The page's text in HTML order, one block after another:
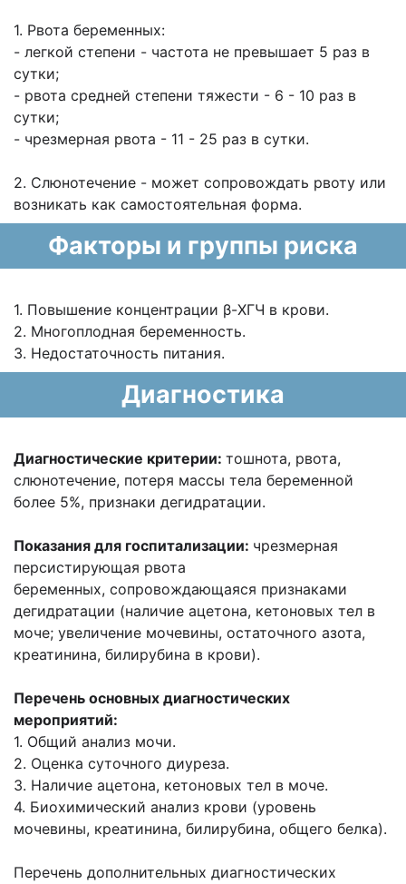
1. Рвота беременных:
- легкой степени - частота не превышает 5 раз в
сутки;
- рвота средней степени тяжести - 6 - 10 раз в
сутки;
- чрезмерная рвота - 11 - 25 раз в сутки.
2. Слюнотечение - может сопровождать рвоту или
возникать как самостоятельная форма.
Факторы и группы риска
1. Повышение концентрации β-ХГЧ в крови.
2. Многоплодная беременность.
3. Недостаточность питания.
Диагностика
Диагностические критерии: тошнота, рвота,
слюнотечение, потеря массы тела беременной
более 5%, признаки дегидратации.
Показания для госпитализации: чрезмерная
персистирующая рвота
беременных, сопровождающаяся признаками
дегидратации (наличие ацетона, кетоновых тел в
моче; увеличение мочевины, остаточного азота,
креатинина, билирубина в крови).
Перечень основных диагностических
мероприятий:
1. Общий анализ мочи.
2. Оценка суточного диуреза.
3. Наличие ацетона, кетоновых тел в моче.
4. Биохимический анализ крови (уровень
мочевины, креатинина, билирубина, общего белка).
Перечень дополнительных диагностических